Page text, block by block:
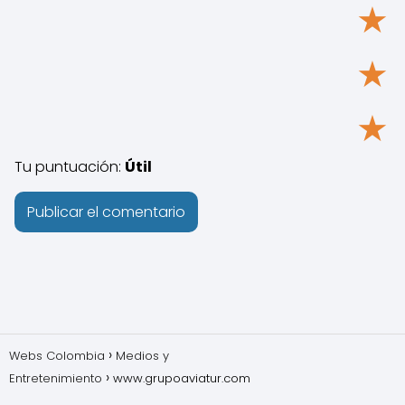
★
★
★
Tu puntuación: Útil
Webs Colombia
Medios y
Entretenimiento
www.grupoaviatur.com